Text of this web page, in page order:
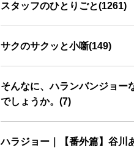
スタッフのひとりごと(1261)
サクのサクッと小噺(149)
そんなに、ハランバンジョー
でしょうか。(7)
ハラジョー｜【番外篇】谷川